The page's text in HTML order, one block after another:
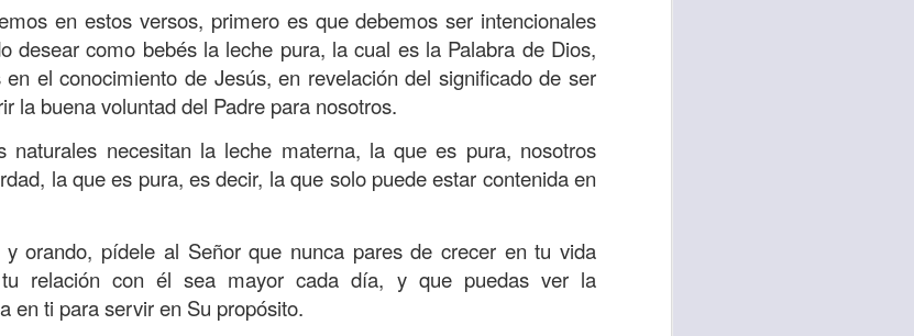
en estos versos, primero es que debemos ser intencionales
desear como bebés la leche pura, la cual es la Palabra de Dios,
el conocimiento de Jesús, en revelación del significado de ser
la buena voluntad del Padre para nosotros.
necesitan la leche materna, la que es pura, nosotros
la que es pura, es decir, la que solo puede estar contenida en
orando, pídele al Señor que nunca pares de crecer en tu vida
relación con él sea mayor cada día, y que puedas ver la
en ti para servir en Su propósito.
expresamos la esencia de Dios; se alegra el corazón de los
se nos aumentan los deseos de vivir, se revive el propósito de
lo podemos hacer, desde perdonar hasta vivir unidos en familia
de tu corazón hacia quienes consideras importantes en tu
tiempo de tener hogares a la manera de Dios y de amar como
amor nos has redimido, nos has restaurado y nos das propósito;
el motor de mi vida sea el amor, aquel que es sin fingimiento,
familia, me comprometo a amar sin condiciones; lo declaro en el